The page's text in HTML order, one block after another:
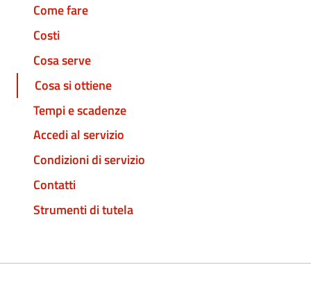
Come fare
Costi
Cosa serve
Cosa si ottiene
Tempi e scadenze
Accedi al servizio
Condizioni di servizio
Contatti
Strumenti di tutela